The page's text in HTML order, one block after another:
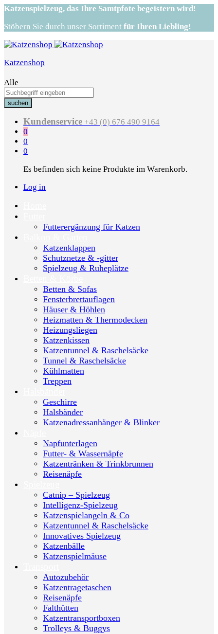
Katzenspielzeug, das Ihre Samtpfote begeistern wird!
Stöbern Sie durch unser Sortiment für Ihren Liebling!
Katzenshop
Alle
suchen
Kundenservice +43 (0) 676 490 9164
0
0
0
Es befinden sich keine Produkte im Warenkorb.
Log in
Futterergänzung für Katzen
Katzenklappen
Schutznetze & -gitter
Spielzeug & Ruheplätze
Betten & Sofas
Fensterbrettauflagen
Häuser & Höhlen
Heizmatten & Thermodecken
Heizungsliegen
Katzenkissen
Katzentunnel & Raschelsäcke
Tunnel & Raschelsäcke
Kühlmatten
Treppen
Geschirre
Halsbänder
Katzenadressanhänger & Blinker
Napfunterlagen
Futter- & Wassernäpfe
Katzentränken & Trinkbrunnen
Reisenäpfe
Catnip – Spielzeug
Intelligenz-Spielzeug
Katzenspielangeln & Co
Katzentunnel & Raschelsäcke
Innovatives Spielzeug
Katzenbälle
Katzenspielmäuse
Autozubehör
Katzentragetaschen
Reisenäpfe
Falthütten
Katzentransportboxen
Trolleys & Buggys